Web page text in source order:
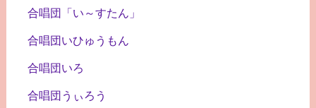
合唱団「い～すたん」
合唱団いひゅうもん
合唱団いろ
合唱団うぃろう